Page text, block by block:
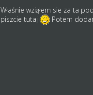
Właśnie wziąłem sie za ta
piszcie tutaj
Potem